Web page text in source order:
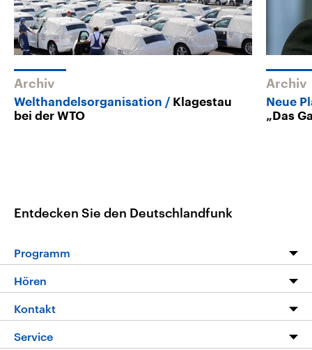
Archiv
Welthandelsorganisation
Klagestau
bei der WTO
Archiv
Neue
„Das
Entdecken Sie den Deutschlandfunk
Programm
Programm
Die Nachrichten
Nachrichtenleicht
Hören
Livestream
Kontakt
Hörerservice
Service